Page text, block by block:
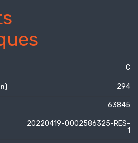
C
294
63845
20220419-0002586325-RES-
1